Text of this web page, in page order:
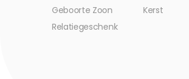
Geboorte Zoon
Relatiegeschenk
Kerst